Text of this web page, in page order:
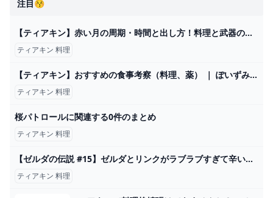
注目😚
【ティアキン】赤い月の周期・時間と出し方！料理と武器の復活頻度 - ゼルダ攻略Wikiティアキンまとめ速報
ティアキン 料理
【ティアキン】おすすめの食事考察（料理、薬） ｜ ぽいずみのアトリエ
ティアキン 料理
桜パトロールに関連する0件のまとめ
ティアキン 料理
【ゼルダの伝説 #15】ゼルダとリンクがラブラブすぎて辛い！ ティアキングルメ旅！【ティアキン】【ゆっくり実況】 - YouTube
ティアキン 料理